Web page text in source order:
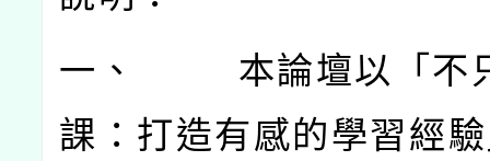
一、
本論壇以「不
課：打造有感的學習經